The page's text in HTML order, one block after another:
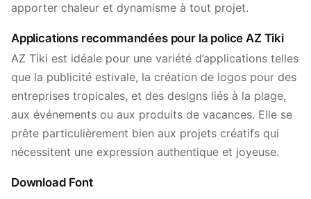
apporter chaleur et dynamisme à tout projet.
Applications recommandées pour la police AZ Tiki
AZ Tiki est idéale pour une variété d’applications telles
que la publicité estivale, la création de logos pour des
entreprises tropicales, et des designs liés à la plage,
aux événements ou aux produits de vacances. Elle se
prête particulièrement bien aux projets créatifs qui
nécessitent une expression authentique et joyeuse.
Download Font